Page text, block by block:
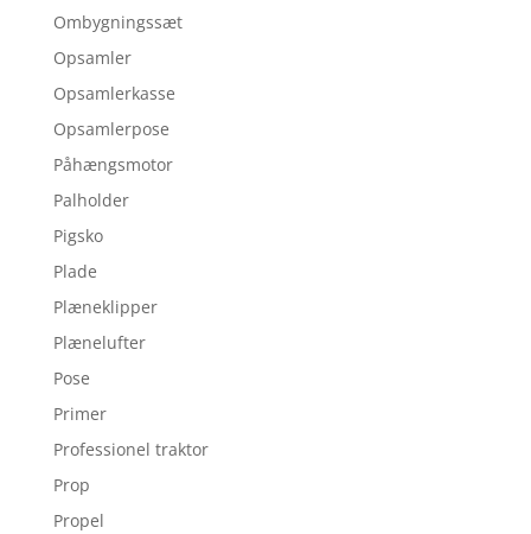
Ombygningssæt
Opsamler
Opsamlerkasse
Opsamlerpose
Påhængsmotor
Palholder
Pigsko
Plade
Plæneklipper
Plænelufter
Pose
Primer
Professionel traktor
Prop
Propel